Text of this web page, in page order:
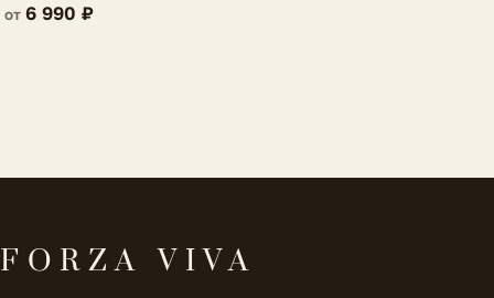
от 6 990 ₽
FORZA VIVA